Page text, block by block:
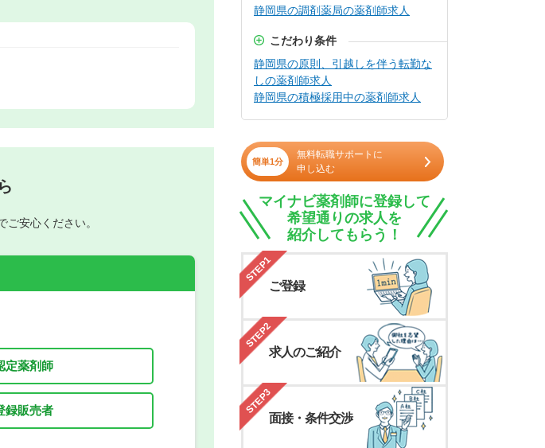
安心ください。
定薬剤師
録販売者
希望の働き方
正社員
パート(週4日～5日)
静岡県の調剤薬局の薬剤師求人
こだわり条件
静岡県の原則、引越しを伴う転勤な
しの薬剤師求人
静岡県の積極採用中の薬剤師求人
簡単1分
無料転職サポートに
申し込む
マイナビ薬剤師に登録して
希望通りの求人を
紹介してもらう！
STEP1
ご登録
STEP2
求人のご紹介
STEP3
面接・条件交渉